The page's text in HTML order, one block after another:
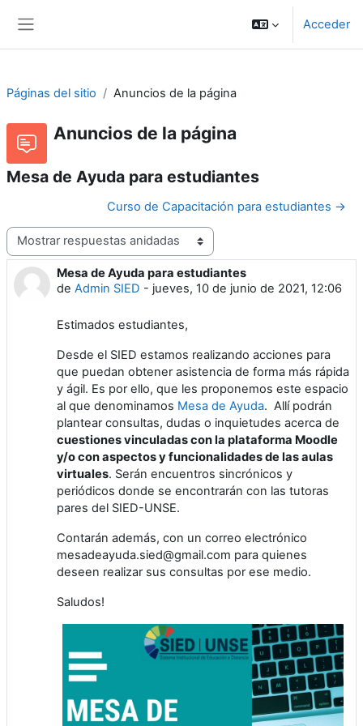
Acceder
Páginas del sitio Anuncios de la página
Anuncios de la página
Mesa de Ayuda para estudiantes
Curso de Capacitación para estudiantes →
Mostrar modo
Mesa de Ayuda para estudiantes
de Admin SIED - jueves, 10 de junio de 2021, 12:06
Número de respuestas: 0
Estimados estudiantes,
Desde el SIED estamos realizando acciones para
que puedan obtener asistencia de forma más rápida
y ágil. Es por ello, que les proponemos este espacio
al que denominamos Mesa de Ayuda. Allí podrán
plantear consultas, dudas o inquietudes acerca de
cuestiones vinculadas con la plataforma Moodle
y/o con aspectos y funcionalidades de las aulas
virtuales. Serán encuentros sincrónicos y
periódicos donde se encontrarán con las tutoras
pares del SIED-UNSE.
Contarán además, con un correo electrónico
mesadeayuda.sied@gmail.com para quienes
deseen realizar sus consultas por ese medio.
Saludos!